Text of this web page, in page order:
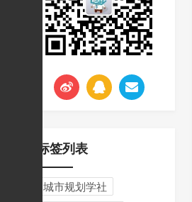
标签列表
城市规划学社